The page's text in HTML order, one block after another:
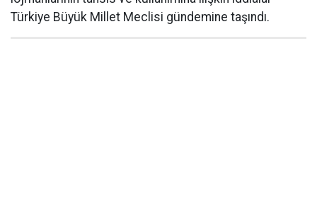
Türkiye Büyük Millet Meclisi gündemine taşındı.